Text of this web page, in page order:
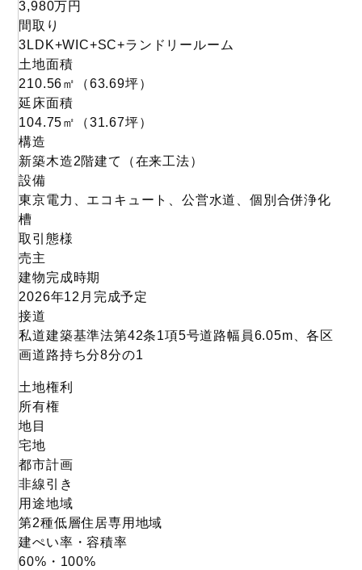
3,980万円
間取り
3LDK+WIC+SC+ランドリールーム
土地面積
210.56㎡ （63.69坪）
延床面積
104.75㎡
（31.67坪）
構造
新築木造2階建て（在来工法）
設備
東京電力、エコキュート、公営水道、個別合併浄化
槽
取引態様
売主
建物完成時期
2026年12月完成予定
接道
私道建築基準法第42条1項5号道路幅員6.05m、各区
画道路持ち分8分の1
土地権利
所有権
地目
宅地
都市計画
非線引き
用途地域
第2種低層住居専用地域
建ぺい率・容積率
60%・100%